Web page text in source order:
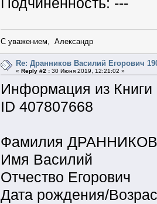
Подчиненность: ---
С уважением, Александр
Re: Дранников Василий Егорович
«Reply #2 : 30 Июня 2019, 12:21:02 »
Информация из
ID 407807668
Фамилия ДРАННИКОВ
Имя Василий
Отчество Егорович
Дата рождения/